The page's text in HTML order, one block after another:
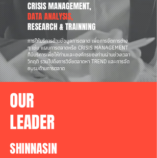
CRISIS MANAGEMENT,
DATA ANALYSIS,
RESEARCH & TRAINNING
การให้บริการด้านข้อมูลการตลาด เพื่อการจัดการต่าง
ๆ เช่น แผนการตลาดหรือ CRISIS MANAGEMENT
ก็มีบริการเพื่อให้ท่านและองค์กรของท่านผ่านช่วงเวลา
วิกฤติ รวมไปถึงการวิจัยตลาดหา TREND และการจัด
อบรมด้านการตลาด
OUR
LEADER
SHINNASIN